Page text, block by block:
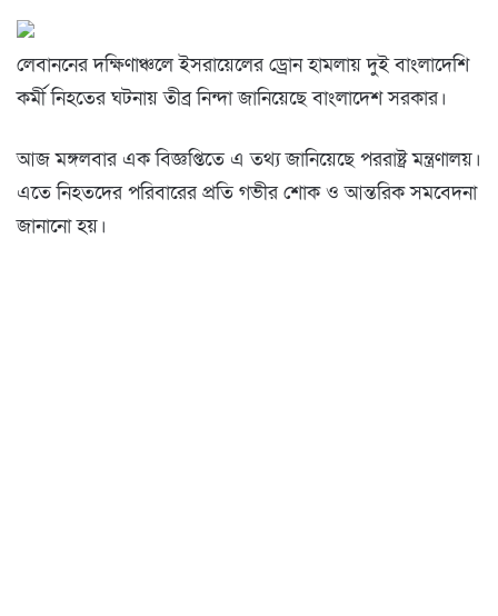
লেবাননের দক্ষিণাঞ্চলে ইসরায়েলের ড্রোন হামলায় দুই বাংলাদেশি
কর্মী নিহতের ঘটনায় তীব্র নিন্দা জানিয়েছে বাংলাদেশ সরকার।
আজ মঙ্গলবার এক বিজ্ঞপ্তিতে এ তথ্য জানিয়েছে পররাষ্ট্র মন্ত্রণালয়।
এতে নিহতদের পরিবারের প্রতি গভীর শোক ও আন্তরিক সমবেদনা
জানানো হয়।